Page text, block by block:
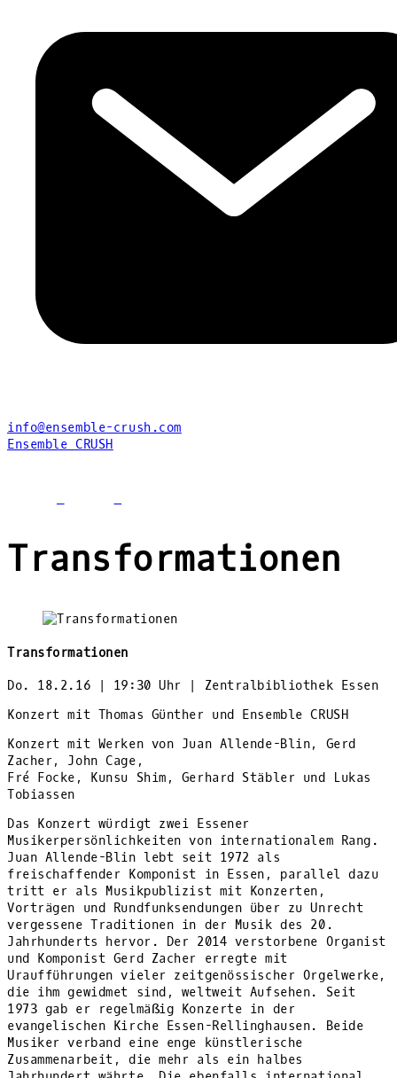
info@ensemble-crush.com
Ensemble CRUSH
Transformationen
Transformationen
Do. 18.2.16 | 19:30 Uhr | Zentralbibliothek Essen
Konzert mit Thomas Günther und Ensemble CRUSH
Konzert mit Werken von Juan Allende-Blin, Gerd
Zacher, John Cage,
Fré Focke, Kunsu Shim, Gerhard Stäbler und Lukas
Tobiassen
Das Konzert würdigt zwei Essener
Musikerpersönlichkeiten von internationalem Rang.
Juan Allende-Blin lebt seit 1972 als
freischaffender Komponist in Essen, parallel dazu
tritt er als Musikpublizist mit Konzerten,
Vorträgen und Rundfunksendungen über zu Unrecht
vergessene Traditionen in der Musik des 20.
Jahrhunderts hervor. Der 2014 verstorbene Organist
und Komponist Gerd Zacher erregte mit
Uraufführungen vieler zeitgenössischer Orgelwerke,
die ihm gewidmet sind, weltweit Aufsehen. Seit
1973 gab er regelmäßig Konzerte in der
evangelischen Kirche Essen-Rellinghausen. Beide
Musiker verband eine enge künstlerische
Zusammenarbeit, die mehr als ein halbes